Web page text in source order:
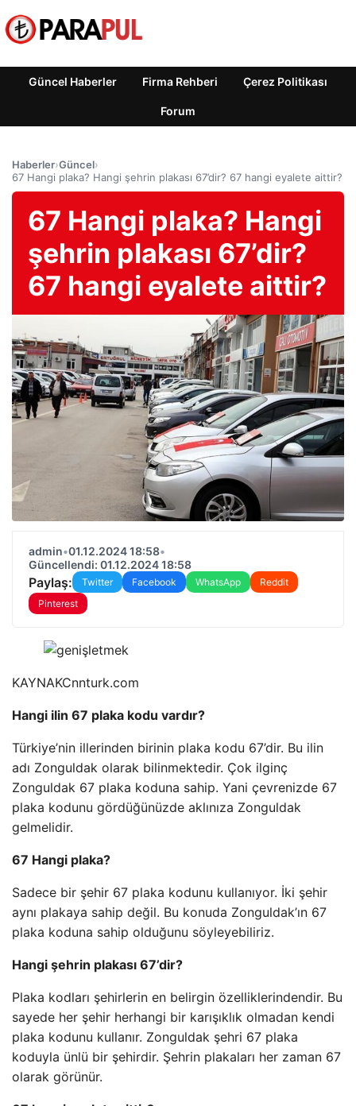
Güncel Haberler Firma Rehberi Çerez Politikası
Forum
Haberler›Güncel›
67 Hangi plaka? Hangi şehrin plakası 67’dir? 67 hangi eyalete aittir?
67 Hangi plaka? Hangi
şehrin plakası 67’dir?
67 hangi eyalete aittir?
admin•01.12.2024 18:58•
Güncellendi: 01.12.2024 18:58
Paylaş: Twitter Facebook WhatsApp
Reddit
Pinterest
KAYNAKCnnturk.com
Hangi ilin 67 plaka kodu vardır?
Türkiye’nin illerinden birinin plaka kodu 67’dir. Bu ilin
adı Zonguldak olarak bilinmektedir. Çok ilginç
Zonguldak 67 plaka koduna sahip. Yani çevrenizde 67
plaka kodunu gördüğünüzde aklınıza Zonguldak
gelmelidir.
67 Hangi plaka?
Sadece bir şehir 67 plaka kodunu kullanıyor. İki şehir
aynı plakaya sahip değil. Bu konuda Zonguldak’ın 67
plaka koduna sahip olduğunu söyleyebiliriz.
Hangi şehrin plakası 67’dir?
Plaka kodları şehirlerin en belirgin özelliklerindendir. Bu
sayede her şehir herhangi bir karışıklık olmadan kendi
plaka kodunu kullanır. Zonguldak şehri 67 plaka
koduyla ünlü bir şehirdir. Şehrin plakaları her zaman 67
olarak görünür.